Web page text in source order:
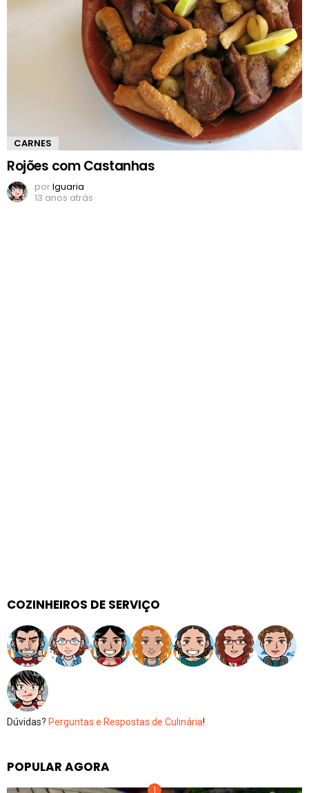
CARNES
Rojões com Castanhas
porIguaria
13 anos atrás
COZINHEIROS DE SERVIÇO
Dúvidas? Perguntas e Respostas de Culinária!
POPULAR AGORA